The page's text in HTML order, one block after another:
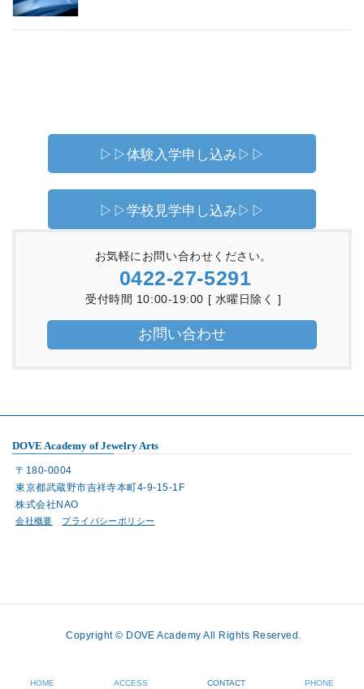
▷▷体験入学申し込み▷▷
▷▷学校見学申し込み▷▷
お気軽にお問い合わせください。
0422-27-5291
受付時間 10:00-19:00 [ 水曜日除く ]
お問い合わせ
DOVE Academy of Jewelry Arts
〒180-0004
東京都武蔵野市吉祥寺本町4-9-15-1F
株式会社NAO
会社概要 プライバシーポリシー
Copyright © DOVE Academy All Rights Reserved.
HOME ACCESS CONTACT PHONE